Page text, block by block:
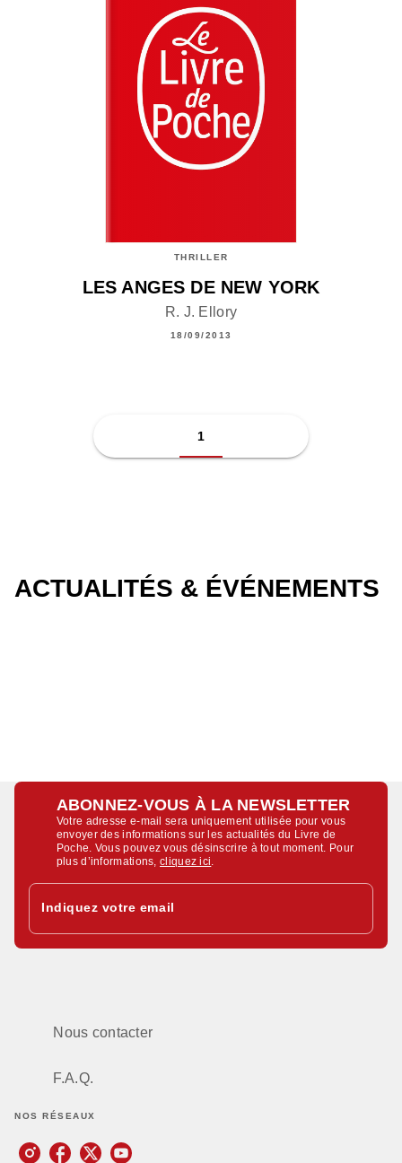
THRILLER
LES ANGES DE NEW YORK
R. J. Ellory
18/09/2013
1
ACTUALITÉS & ÉVÉNEMENTS
ABONNEZ-VOUS À LA NEWSLETTER
Votre adresse e-mail sera uniquement utilisée pour vous
envoyer des informations sur les actualités du Livre de
Poche. Vous pouvez vous désinscrire à tout moment. Pour
plus d’informations,cliquez ici.
Indiquez votre email
Nous contacter
F.A.Q.
NOS RÉSEAUX